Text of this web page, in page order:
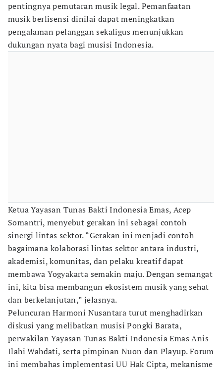
pentingnya pemutaran musik legal. Pemanfaatan
musik berlisensi dinilai dapat meningkatkan
pengalaman pelanggan sekaligus menunjukkan
dukungan nyata bagi musisi Indonesia.
Ketua Yayasan Tunas Bakti Indonesia Emas, Acep
Somantri, menyebut gerakan ini sebagai contoh
sinergi lintas sektor. “Gerakan ini menjadi contoh
bagaimana kolaborasi lintas sektor antara industri,
akademisi, komunitas, dan pelaku kreatif dapat
membawa Yogyakarta semakin maju. Dengan semangat
ini, kita bisa membangun ekosistem musik yang sehat
dan berkelanjutan,” jelasnya.
Peluncuran Harmoni Nusantara turut menghadirkan
diskusi yang melibatkan musisi Pongki Barata,
perwakilan Yayasan Tunas Bakti Indonesia Emas Anis
Ilahi Wahdati, serta pimpinan Nuon dan Playup. Forum
ini membahas implementasi UU Hak Cipta, mekanisme